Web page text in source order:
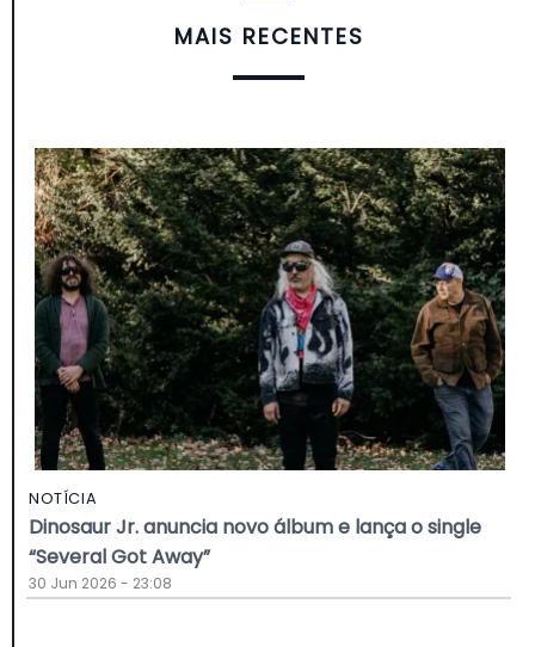
MAIS RECENTES
NOTÍCIA
Dinosaur Jr. anuncia novo álbum e lança o single
“Several Got Away”
30 Jun 2026 - 23:08